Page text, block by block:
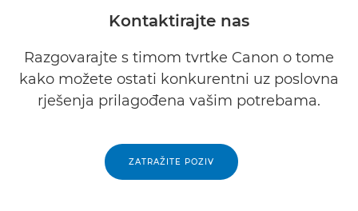
Kontaktirajte nas
Razgovarajte s timom tvrtke Canon o tome
kako možete ostati konkurentni uz poslovna
rješenja prilagođena vašim potrebama.
ZATRAŽITE POZIV